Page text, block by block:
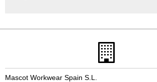
Mascot Workwear Spain S.L.